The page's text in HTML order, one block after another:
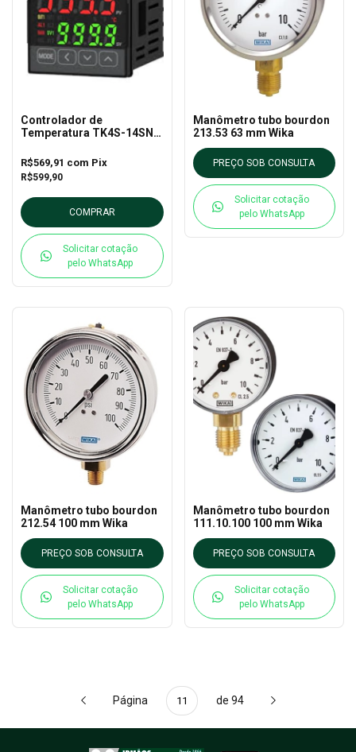
Controlador de
Temperatura TK4S-14SN
R$599,90
R$569,91 com Pix
COMPRAR
Solicitar cotação
pelo WhatsApp
Manômetro tubo bourdon
213.53 63 mm Wika
PREÇO SOB CONSULTA
Solicitar cotação
pelo WhatsApp
Manômetro tubo bourdon
212.54 100 mm Wika
PREÇO SOB CONSULTA
Solicitar cotação
pelo WhatsApp
Manômetro tubo bourdon
111.10.100 100 mm Wika
PREÇO SOB CONSULTA
Solicitar cotação
pelo WhatsApp
Página de 94